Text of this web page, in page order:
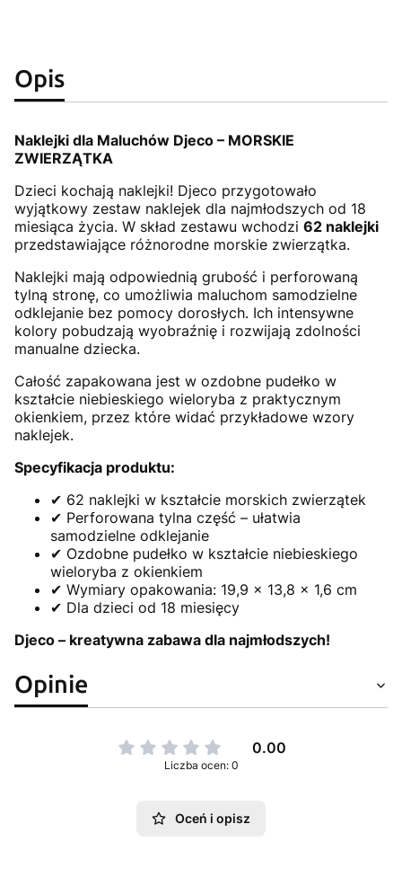
Opis
Naklejki dla Maluchów Djeco – MORSKIE
ZWIERZĄTKA
Dzieci kochają naklejki! Djeco przygotowało
wyjątkowy zestaw naklejek dla najmłodszych od 18
miesiąca życia. W skład zestawu wchodzi 62 naklejki
przedstawiające różnorodne morskie zwierzątka.
Naklejki mają odpowiednią grubość i perforowaną
tylną stronę, co umożliwia maluchom samodzielne
odklejanie bez pomocy dorosłych. Ich intensywne
kolory pobudzają wyobraźnię i rozwijają zdolności
manualne dziecka.
Całość zapakowana jest w ozdobne pudełko w
kształcie niebieskiego wieloryba z praktycznym
okienkiem, przez które widać przykładowe wzory
naklejek.
Specyfikacja produktu:
✔ 62 naklejki w kształcie morskich zwierzątek
✔ Perforowana tylna część – ułatwia
samodzielne odklejanie
✔ Ozdobne pudełko w kształcie niebieskiego
wieloryba z okienkiem
✔ Wymiary opakowania: 19,9 x 13,8 x 1,6 cm
✔ Dla dzieci od 18 miesięcy
Djeco – kreatywna zabawa dla najmłodszych!
Opinie
0.00
Liczba ocen: 0
Oceń i opisz